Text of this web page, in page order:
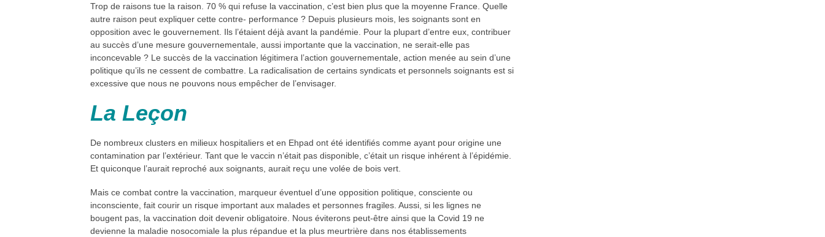
Trop de raisons tue la raison. 70 % qui refuse la vaccination, c’est bien plus que la moyenne France. Quelle
autre raison peut expliquer cette contre- performance ? Depuis plusieurs mois, les soignants sont en
opposition avec le gouvernement. Ils l’étaient déjà avant la pandémie. Pour la plupart d’entre eux, contribuer
au succès d’une mesure gouvernementale, aussi importante que la vaccination, ne serait-elle pas
inconcevable ? Le succès de la vaccination légitimera l’action gouvernementale, action menée au sein d’une
politique qu’ils ne cessent de combattre. La radicalisation de certains syndicats et personnels soignants est si
excessive que nous ne pouvons nous empêcher de l’envisager.
La Leçon
De nombreux clusters en milieux hospitaliers et en Ehpad ont été identifiés comme ayant pour origine une
contamination par l’extérieur. Tant que le vaccin n’était pas disponible, c’était un risque inhérent à l’épidémie.
Et quiconque l’aurait reproché aux soignants, aurait reçu une volée de bois vert.
Mais ce combat contre la vaccination, marqueur éventuel d’une opposition politique, consciente ou
inconsciente, fait courir un risque important aux malades et personnes fragiles. Aussi, si les lignes ne
bougent pas, la vaccination doit devenir obligatoire. Nous éviterons peut-être ainsi que la Covid 19 ne
devienne la maladie nosocomiale la plus répandue et la plus meurtrière dans nos établissements